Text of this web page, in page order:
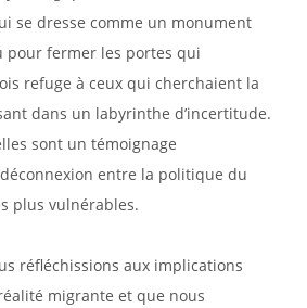
se dresse comme un monument
pour fermer les portes qui
refuge à ceux qui cherchaient la
dans un labyrinthe d’incertitude.
sont un témoignage
entre la politique du
plus vulnérables.
réfléchissions aux implications
migrante et que nous